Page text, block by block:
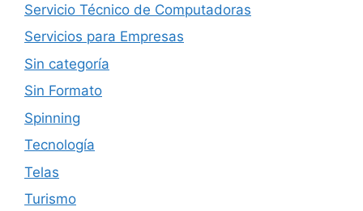
Servicio Técnico de Computadoras
Servicios para Empresas
Sin categoría
Sin Formato
Spinning
Tecnología
Telas
Turismo